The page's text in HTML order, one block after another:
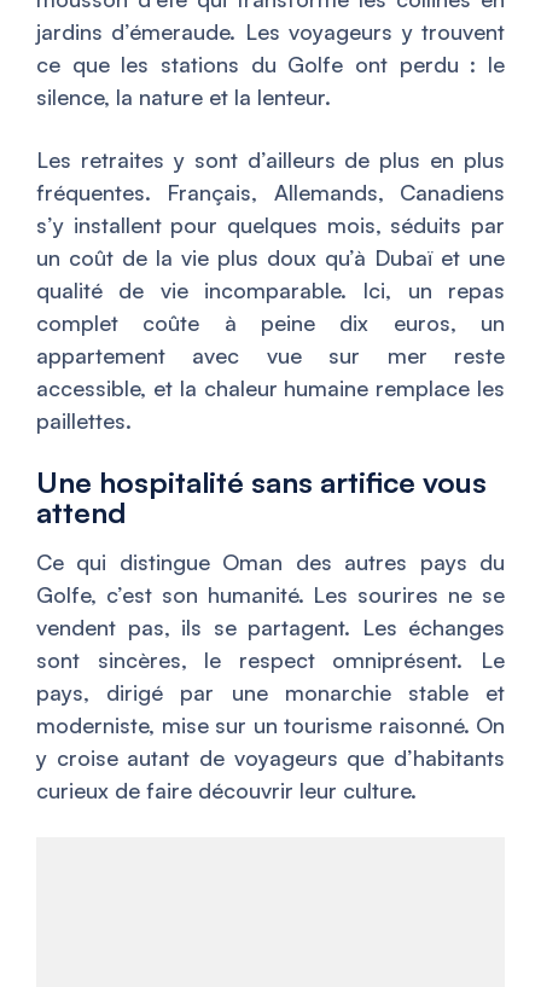
jardins d’émeraude. Les voyageurs y trouvent
ce que les stations du Golfe ont perdu : le
silence, la nature et la lenteur.
Les retraites y sont d’ailleurs de plus en plus
fréquentes. Français, Allemands, Canadiens
s’y installent pour quelques mois, séduits par
un coût de la vie plus doux qu’à Dubaï et une
qualité de vie incomparable. Ici, un repas
complet coûte à peine dix euros, un
appartement avec vue sur mer reste
accessible, et la chaleur humaine remplace les
paillettes.
Une hospitalité sans artifice vous
attend
Ce qui distingue Oman des autres pays du
Golfe, c’est son humanité. Les sourires ne se
vendent pas, ils se partagent. Les échanges
sont sincères, le respect omniprésent. Le
pays, dirigé par une monarchie stable et
moderniste, mise sur un tourisme raisonné. On
y croise autant de voyageurs que d’habitants
curieux de faire découvrir leur culture.